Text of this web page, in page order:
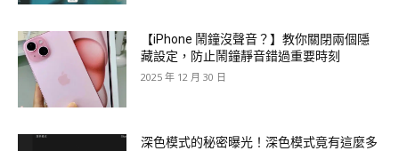
【iPhone 鬧鐘沒聲音？】教你關閉兩個隱
藏設定，防止鬧鐘靜音錯過重要時刻
2025 年 12 月 30 日
深色模式的秘密曝光！深色模式竟有這麼多